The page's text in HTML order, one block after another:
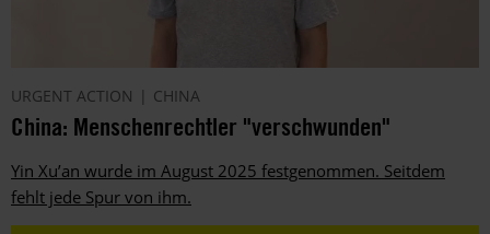
URGENT ACTION CHINA
China: Menschenrechtler "verschwunden"
Yin Xu’an wurde im August 2025 festgenommen. Seitdem
fehlt jede Spur von ihm.